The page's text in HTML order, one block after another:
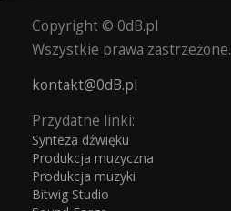
Copyright © 0dB.pl
Wszystkie prawa zastrzeżone.
kontakt@0dB.pl
Przydatne linki:
Synteza dźwięku
Produkcja muzyczna
Produkcja muzyki
Bitwig Studio